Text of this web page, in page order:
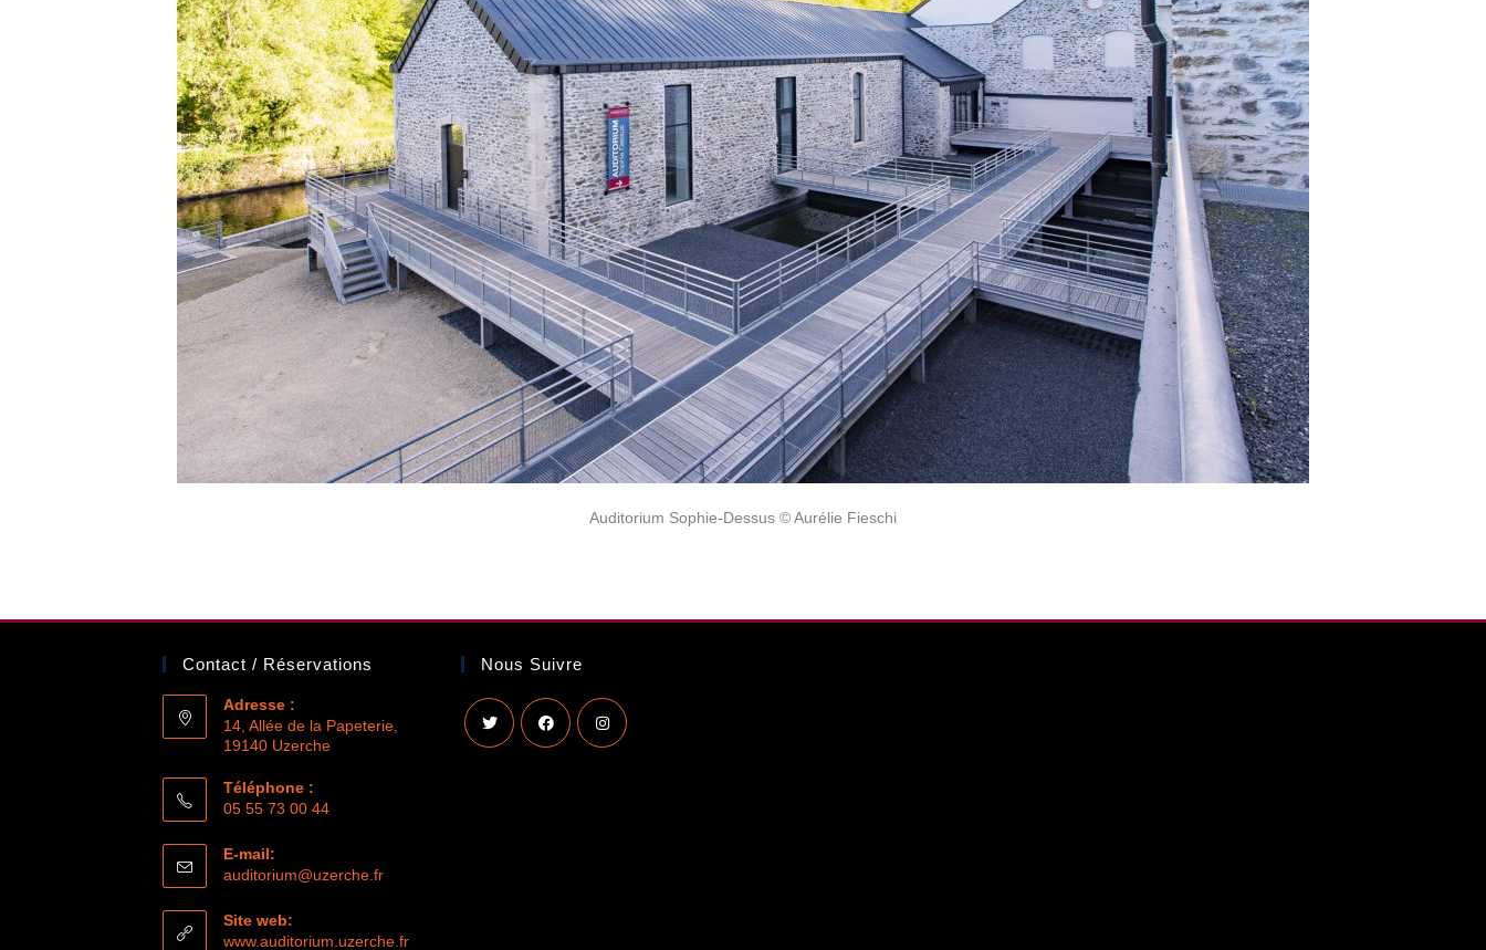
Auditorium Sophie-Dessus © Aurélie Fieschi
Contact / Réservations
Adresse :
14, Allée de la Papeterie,
19140 Uzerche
Téléphone :
05 55 73 00 44
E-mail:
auditorium@uzerche.fr
Site web:
www.auditorium.uzerche.fr
Nous Suivre